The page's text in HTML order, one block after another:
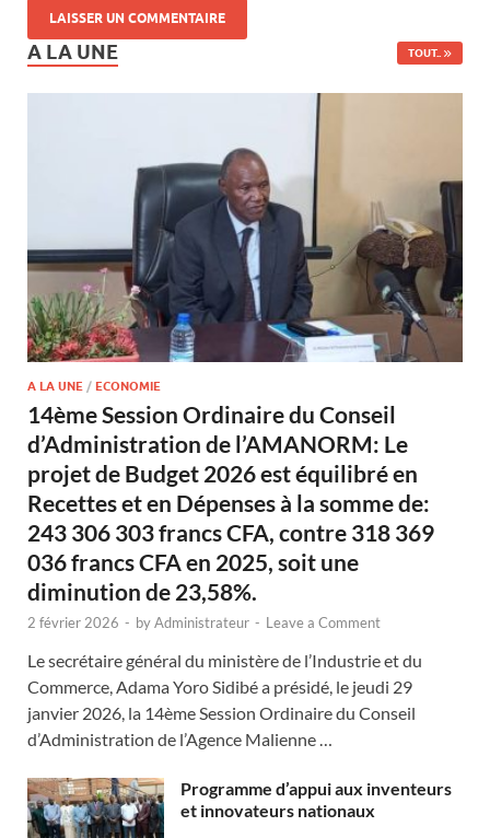
A LA UNE TOUT..
A LA UNE / ECONOMIE
14ème Session Ordinaire du Conseil
d’Administration de l’AMANORM: Le
projet de Budget 2026 est équilibré en
Recettes et en Dépenses à la somme de:
243 306 303 francs CFA, contre 318 369
036 francs CFA en 2025, soit une
diminution de 23,58%.
2 février 2026 - byAdministrateur - Leave a Comment
Le secrétaire général du ministère de l’Industrie et du
Commerce, Adama Yoro Sidibé a présidé, le jeudi 29
janvier 2026, la 14ème Session Ordinaire du Conseil
d’Administration de l’Agence Malienne …
Programme d’appui aux inventeurs
et innovateurs nationaux